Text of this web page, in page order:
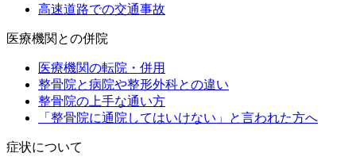
高速道路での交通事故
医療機関との併院
医療機関の転院・併用
整骨院と病院や整形外科との違い
整骨院の上手な通い方
「整骨院に通院してはいけない」と言われた方へ
症状について